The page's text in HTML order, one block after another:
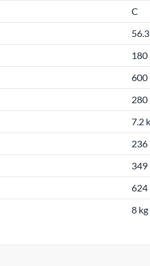
C
180
600
280
7.2
236
349
624
8 kg